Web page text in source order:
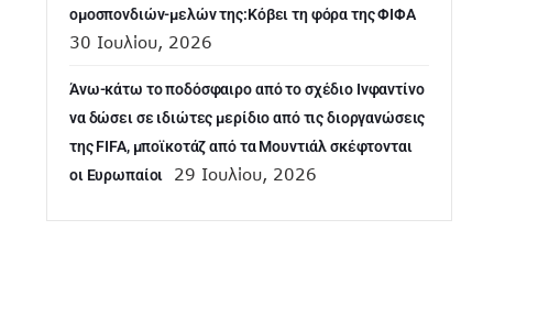
ομοσπονδιών-μελών της:Κόβει τη φόρα της ΦΙΦΑ
30 Ιουλίου, 2026
Άνω-κάτω το ποδόσφαιρο από το σχέδιο Ινφαντίνο
να δώσει σε ιδιώτες μερίδιο από τις διοργανώσεις
της FIFA, μποϊκοτάζ από τα Μουντιάλ σκέφτονται
οι Ευρωπαίοι
29 Ιουλίου, 2026